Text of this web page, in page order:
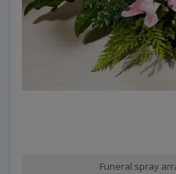
Funeral spray